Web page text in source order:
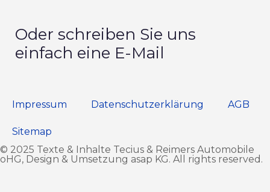
Oder schreiben Sie uns
einfach eine E-Mail
Impressum Datenschutz­erklärung AGB
Sitemap
© 2025 Texte & Inhalte Tecius & Reimers Automobile
oHG, Design & Umsetzung asap KG. All rights reserved.